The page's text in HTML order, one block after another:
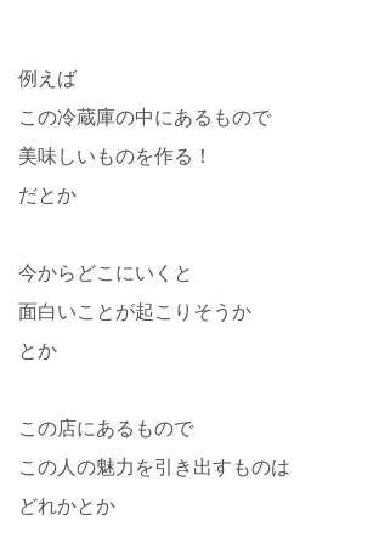
例えば
この冷蔵庫の中にあるもので
美味しいものを作る！
だとか
今からどこにいくと
面白いことが起こりそうか
とか
この店にあるもので
この人の魅力を引き出すものは
どれかとか